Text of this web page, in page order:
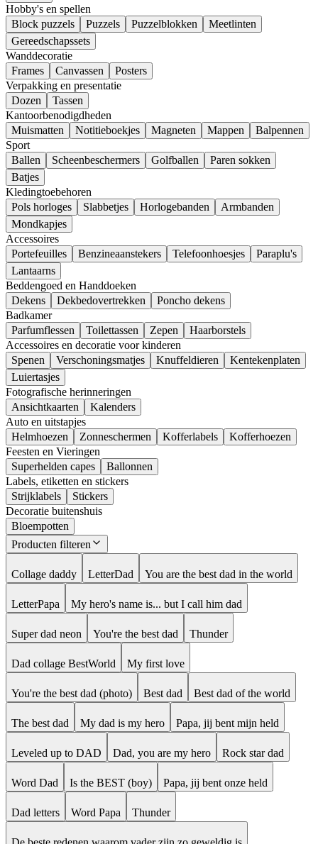
Hobby's en spellen
Block puzzels
Puzzels Puzzelblokken
Meetlinten
Gereedschapssets
Wanddecoratie
Frames
Canvassen
Posters
Verpakking en presentatie
Dozen
Tassen
Kantoorbenodigdheden
Muismatten
Notitieboekjes Magneten Mappen
Balpennen
Sport
Ballen
Scheenbeschermers Golfballen
Paren sokken
Batjes
Kledingtoebehoren
Pols horloges
Slabbetjes Horlogebanden
Armbanden
Mondkapjes
Accessoires
Portefeuilles
Benzineaanstekers Telefoonhoesjes
Paraplu's
Lantaarns
Beddengoed en Handdoeken
Dekens
Dekbedovertrekken
Poncho dekens
Badkamer
Parfumflessen
Toilettassen Zepen
Haarborstels
Accessoires en decoratie voor kinderen
Spenen
Verschoningsmatjes Knuffeldieren
Kentekenplaten
Luiertasjes
Fotografische herinneringen
Ansichtkaarten
Kalenders
Auto en uitstapjes
Helmhoezen
Zonneschermen Kofferlabels
Kofferhoezen
Feesten en Vieringen
Superhelden capes
Ballonnen
Labels, etiketten en stickers
Strijklabels
Stickers
Decoratie buitenshuis
Bloempotten
Producten filteren
Collage daddy LetterDad You are the best dad in the world
LetterPapa My hero's name is... but I call him dad
Super dad neon You're the best dad Thunder
Dad collage BestWorld My first love
You're the best dad (photo) Best dad Best dad of the world
The best dad My dad is my hero Papa, jij bent mijn held
Leveled up to DAD Dad, you are my hero Rock star dad
Word Dad Is the BEST (boy) Papa, jij bent onze held
Dad letters Word Papa Thunder